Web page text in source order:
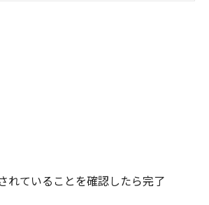
れていることを確認したら完了